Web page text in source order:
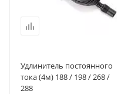
Удлинитель постоянного
тока (4м) 188 / 198 / 268 /
288